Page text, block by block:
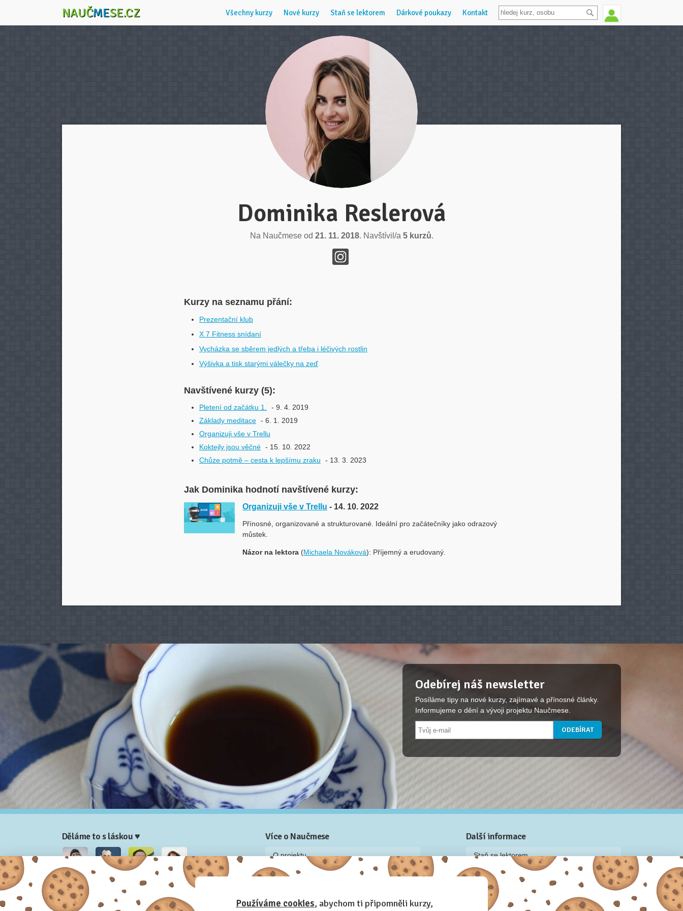
NAUČMESE.CZ Všechny kurzy Nové kurzy Staň se lektorem Dárkové poukazy Kontakt
Dominika Reslerová
Na Naučmese od 21. 11. 2018. Navštívil/a 5 kurzů.
Kurzy na seznamu přání:
Prezentační klub
X 7 Fitness snídaní
Vycházka se sběrem jedlých a třeba i léčivých rostlin
Výšivka a tisk starými válečky na zeď
Navštívené kurzy (5):
Pletení od začátku 1.
- 9. 4. 2019
Základy meditace - 6. 1. 2019
Organizuji vše v Trellu
Koktejly jsou věčné - 15. 10. 2022
Chůze potmě – cesta k lepšímu zraku
- 13. 3. 2023
Jak Dominika hodnotí navštívené kurzy:
Organizuji vše v Trellu - 14. 10. 2022
Přínosné, organizované a strukturované. Ideální pro začátečníky jako odrazový
můstek.
Názor na lektora (Michaela Nováková): Příjemný a erudovaný.
Odebírej náš newsletter
Posíláme tipy na nové kurzy, zajímavé a přínosné články.
Informujeme o dění a vývoji projektu Naučmese.
Děláme to s láskou ♥
Nela Josef Honza
Více o Naučmese
O projektu
Blog: recenze z kurzů, rozhovory a články
Příběh Naučmese
Další informace
Staň se lektorem
Video: Jak připravit kurz na Naučmese
Často kladené dotazy
Dárkové poukazy
Používáme cookies, abychom ti připomněli kurzy,